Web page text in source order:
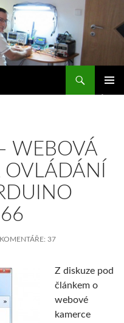
WEBOVÁ
KOMENTÁŘE: 37
Z diskuze pod
článkem o
webové
kamerce